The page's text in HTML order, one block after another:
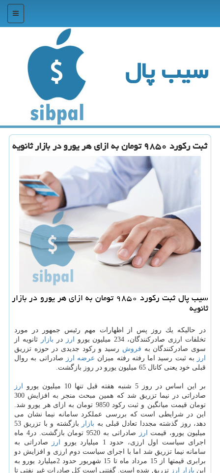
منو
سیب پال
ثبت ركورد ۹۸۵۰ تومان به ازای هر یورو در بازار ثانویه
سیب پال ثبت ركورد ۹۸۵۰ تومان به ازای هر یورو در بازار
ثانویه
در حالیكه یك روز پس از اظهارات مهم رئیس جمهور در مورد
تخلفات ارزی صادركنندگان، 234 میلیون یورو
ارز در بازار
ثانویه از
سوی صادركنندگان به فروش رسید و ركود جدیدی در حوزه تزریق
ارز
به ثبت رسید اما رفته رفته میزان عرضه ارز
صادراتی به روال
قبلی خود یعنی كانال 65 میلیون یورو در روز بازگشت.
بر این اساس در روز 5 شنبه هفته قبل تنها 10 میلیون یورو
ارز
صادراتی در نیما تزریق شد كه همین مبحث منجر به افزایش 300
تومان قیمت میانگین و ثبت ركود 9850 تومان به ازای هر یورو شد.
این در شرایطی است كه بررسی عملكرد سامانه نیما نشان می
دهد، روز گذشته مجددا تعادل قبلی به بازار
بازگشته و با تزریق 53
میلیون یورو، قیمت ارز
صادراتی به 9520 تومان بازگشت. در4 ماه
اجرای سیاست اول ارزی، حدود 1 میلیارد یورو
ارز
صادراتی به
سامانه نیما تزریق شد اما با اجرای سیاست دوم ارزی و افزایش دو
برابری قیمتها از 15 مرداد ماه تا 15 شهریور حدود 2میلیارد یورو به
این بازار ارز تزریق شده است. گفتنی است كل صادرات غیر نفتی تا